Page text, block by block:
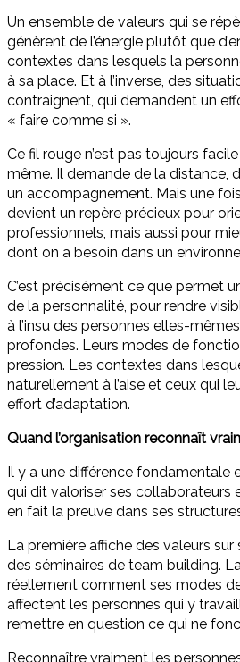
Un ensemble de valeurs qui se
génèrent de l’énergie plutôt que
contextes dans lesquels la
à sa place. Et à l’inverse, des
contraignent, qui demandent un
« faire comme si ».
Ce fil rouge n’est pas toujours
même. Il demande de la distance,
un accompagnement. Mais une
devient un repère précieux pour
professionnels, mais aussi pour
dont on a besoin dans un
C’est précisément ce que permet
de la personnalité, pour rendre
à l’insu des personnes elles-
profondes. Leurs modes de
pression. Les contextes dans
naturellement à l’aise et ceux qui
effort d’adaptation.
Quand l’organisation reconnaît
Il y a une différence fondamentale
qui dit valoriser ses collaborateurs
en fait la preuve dans ses
La première affiche des valeurs
des séminaires de team building.
réellement comment ses modes
affectent les personnes qui y
remettre en question ce qui ne
Reconnaître vraiment les